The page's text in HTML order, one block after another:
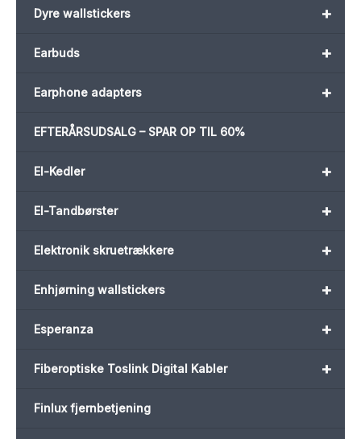
+
Dyre wallstickers
+
Earbuds
+
Earphone adapters
EFTERÅRSUDSALG – SPAR OP TIL 60%
+
El-Kedler
+
El-Tandbørster
+
Elektronik skruetrækkere
+
Enhjørning wallstickers
+
Esperanza
+
Fiberoptiske Toslink Digital Kabler
Finlux fjernbetjening